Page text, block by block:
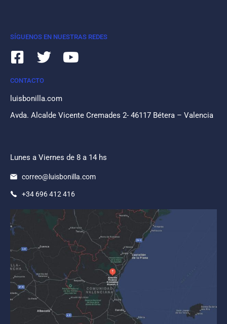
SÍGUENOS EN NUESTRAS REDES
CONTACTO
luisbonilla.com
Avda. Alcalde Vicente Cremades 2- 46117 Bétera – Valencia
Lunes a Viernes de 8 a 14 hs
correo@luisbonilla.com
+34 696 412 416